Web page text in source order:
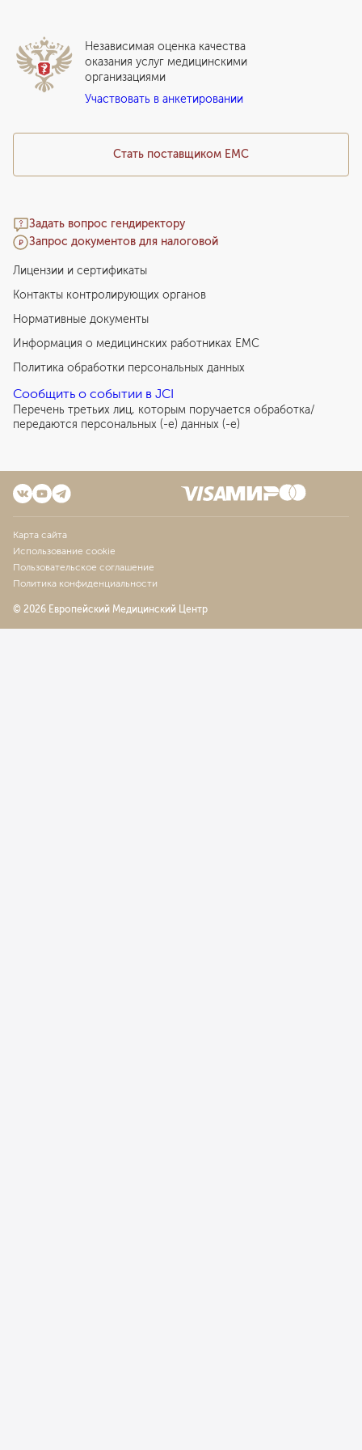
Прайс-лист
Подарочный сертификат EMC
Медицинский туризм
Программы привилегий
Стать поставщиком ЕМС
Задать вопрос гендиректору
Запрос документов для налоговой
Независимая оценка качества
оказания услуг медицинскими
организациями
Участвовать в анкетировании
Лицензии и сертификаты
Контакты контролирующих органов
Нормативные документы
Информация о медицинских работниках EMC
Политика обработки персональных данных
Сообщить о событии в JCI
Перечень третьих лиц, которым поручается обработка/
передаются персональных (-е) данных (-е)
Карта сайта
Использование cookie
Пользовательское соглашение
Политика конфиденциальности
© 2026 Европейский Медицинский Центр